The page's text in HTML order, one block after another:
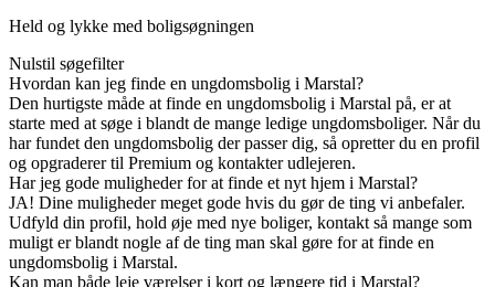
Held og lykke med boligsøgningen
Nulstil søgefilter
Hvordan kan jeg finde en ungdomsbolig i Marstal?
Den hurtigste måde at finde en ungdomsbolig i Marstal på, er at
starte med at søge i blandt de mange ledige ungdomsboliger. Når du
har fundet den ungdomsbolig der passer dig, så opretter du en profil
og opgraderer til Premium og kontakter udlejeren.
Har jeg gode muligheder for at finde et nyt hjem i Marstal?
JA! Dine muligheder meget gode hvis du gør de ting vi anbefaler.
Udfyld din profil, hold øje med nye boliger, kontakt så mange som
muligt er blandt nogle af de ting man skal gøre for at finde en
ungdomsbolig i Marstal.
Kan man både leje værelser i kort og længere tid i Marstal?